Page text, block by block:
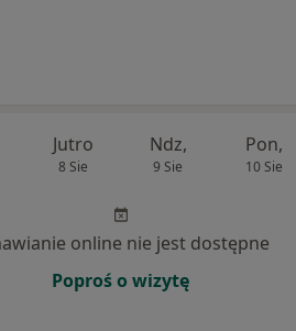
Jutro
8 Sie
Ndz,
9 Sie
Pon,
10 Sie
online nie jest dostępne
Poproś o wizytę